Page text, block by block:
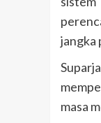
jangka
masa